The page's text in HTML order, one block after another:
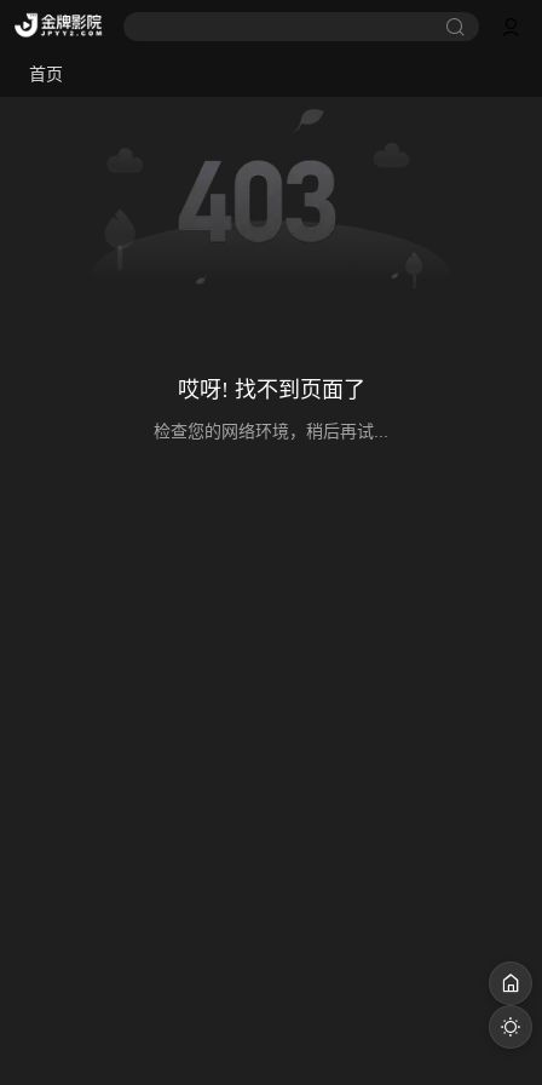
首页
哎呀! 找不到页面了
检查您的网络环境，稍后再试...